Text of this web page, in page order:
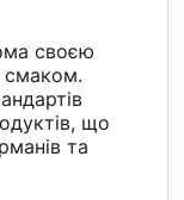
своєю
смаком.
що
та